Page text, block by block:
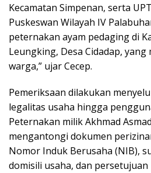
Kecamatan Simpenan, serta
Puskeswan Wilayah IV
peternakan ayam pedaging di
Leungking, Desa Cidadap,
warga,” ujar Cecep.
Pemeriksaan dilakukan
legalitas usaha hingga
Peternakan milik Akhmad
mengantongi dokumen
Nomor Induk Berusaha (NIB),
domisili usaha, dan